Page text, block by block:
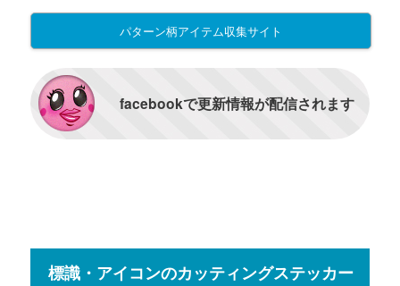
パターン柄アイテム収集サイト
facebookで更新情報が配信されます
標識・アイコンのカッティングステッカー